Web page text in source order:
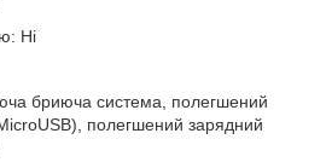
Ні
бриюча система, полегшений
полегшений зарядний